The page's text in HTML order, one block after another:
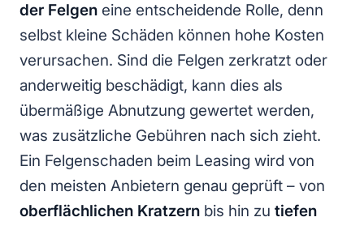
der Felgen eine entscheidende Rolle, denn
selbst kleine Schäden können hohe Kosten
verursachen. Sind die Felgen zerkratzt oder
anderweitig beschädigt, kann dies als
übermäßige Abnutzung gewertet werden,
was zusätzliche Gebühren nach sich zieht.
Ein Felgenschaden beim Leasing wird von
den meisten Anbietern genau geprüft – von
oberflächlichen Kratzern bis hin zu tiefen